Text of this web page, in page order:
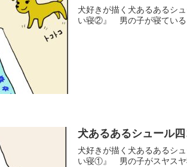
犬好きが描く犬あるあるシ
い寝②』 男の子が寝ている
犬あるあるシュール
犬好きが描く犬あるあるシ
い寝①』 男の子がスヤスヤ